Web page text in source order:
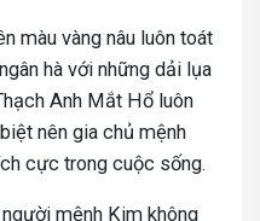
màu vàng nâu luôn toát
hà với những dải lụa
Anh Mắt Hổ luôn
nên gia chủ mệnh
cực trong cuộc sống.
mệnh Kim không